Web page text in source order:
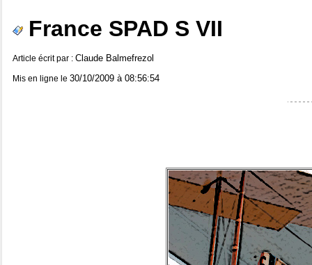
France SPAD S VII
Article écrit par : Claude Balmefrezol
Mis en ligne le 30/10/2009 à 08:56:54